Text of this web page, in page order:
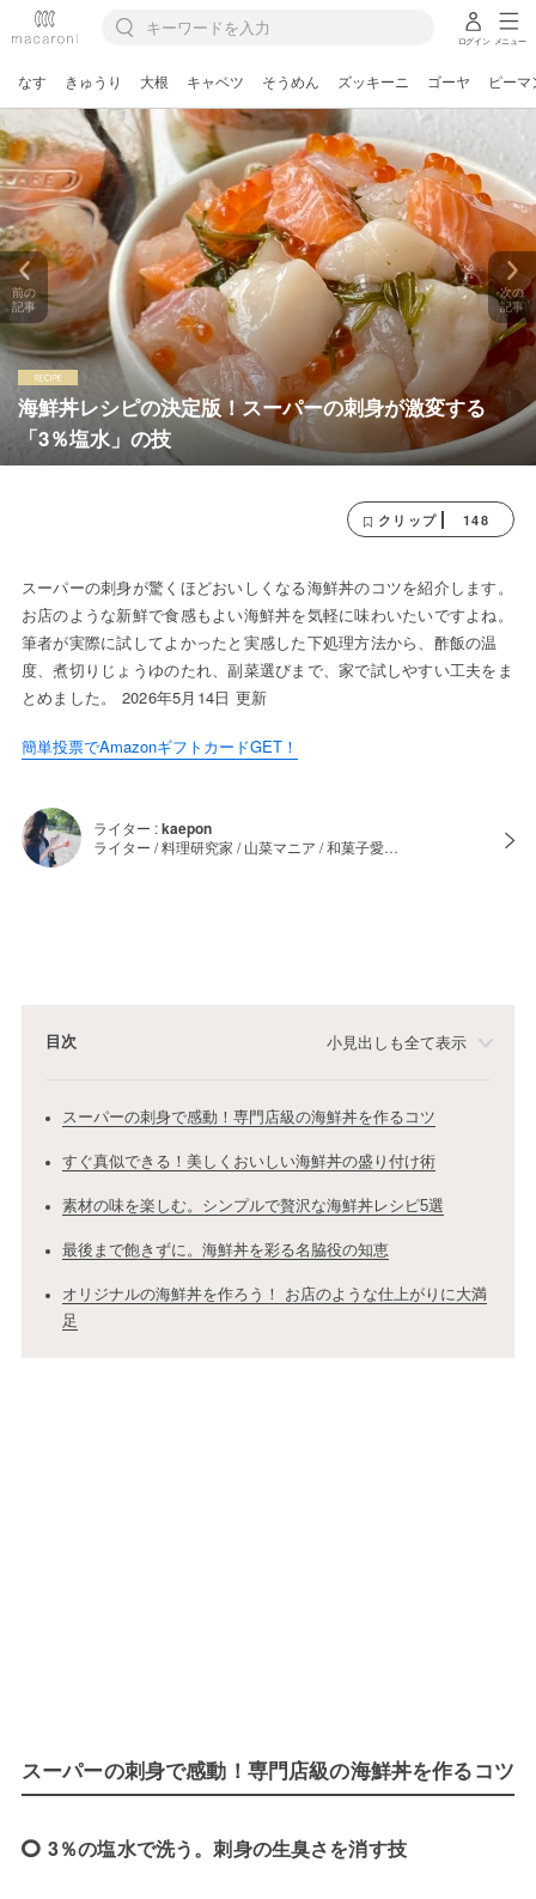
ログイン メニュー
なす きゅうり 大根 キャベツ そうめん ズッキーニ ゴーヤ ピーマ
海鮮丼レシピの決定版！スーパーの刺身が激変する
「3％塩水」の技
前の
記事
次の
記事
クリップ 148
スーパーの刺身が驚くほどおいしくなる海鮮丼のコツを紹介します。
お店のような新鮮で食感もよい海鮮丼を気軽に味わいたいですよね。
筆者が実際に試してよかったと実感した下処理方法から、酢飯の温
度、煮切りじょうゆのたれ、副菜選びまで、家で試しやすい工夫をま
とめました。 2026年5月14日 更新
簡単投票でAmazonギフトカードGET！
ライター :kaepon
ライター / 料理研究家 / 山菜マニア / 和菓子愛…
目次 小見出しも全て表示
スーパーの刺身で感動！専門店級の海鮮丼を作るコツ
すぐ真似できる！美しくおいしい海鮮丼の盛り付け術
素材の味を楽しむ。シンプルで贅沢な海鮮丼レシピ5選
最後まで飽きずに。海鮮丼を彩る名脇役の知恵
オリジナルの海鮮丼を作ろう！ お店のような仕上がりに大満
足
スーパーの刺身で感動！専門店級の海鮮丼を作るコツ
3％の塩水で洗う。刺身の生臭さを消す技